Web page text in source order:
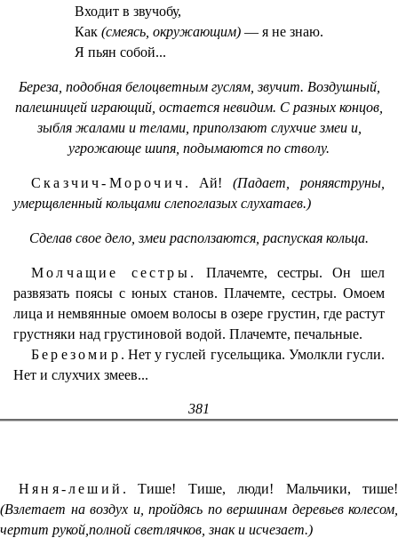
Входит в звучобу,
Как (смеясь, окружающим) — я не знаю.
Я пьян собой...
Береза, подобная белоцветным гуслям, звучит. Воздушный,
палешницей играющий, остается невидим. С разных концов,
зыбля жалами и телами, приползают слухчие змеи и,
угрожающе шипя, подымаются по стволу.
Сказчич-Морочич. Ай! (Падает, роняяструны,
умерщвленный кольцами слепоглазых слухатаев.)
Сделав свое дело, змеи расползаются, распуская кольца.
Молчащие сестры.Плачемте, сестры. Он шел
развязать поясы с юных станов. Плачемте, сестры. Омоем
лица и немвянные омоем волосы в озере грустин, где растут
грустняки над грустиновой водой. Плачемте, печальные.
Березомир. Нет у гуслей гусельщика. Умолкли гусли.
Нет и слухчих змеев...
381
Няня-леший. Тише! Тише, люди! Мальчики, тише!
(Взлетает на воздух и, пройдясь по вершинам деревьев колесом,
чертит рукой,полной светлячков, знак и исчезает.)